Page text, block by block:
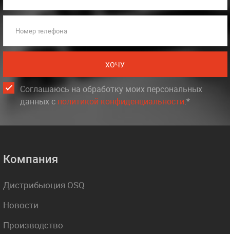
Номер телефона
ХОЧУ
Соглашаюсь на обработку моих персональных
данных c политикой конфиденциальности.*
Компания
Дистрибьюция OSQ
Новости
Производство